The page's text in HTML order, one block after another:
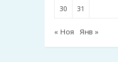
30 31
« Ноя Янв »